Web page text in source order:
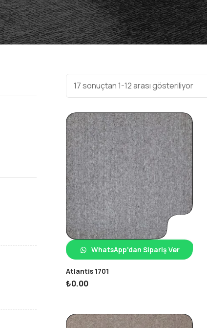
17 sonuçtan 1-12 arası gösteriliyor
WhatsApp'dan Sipariş Ver
Atlantis 1701
₺0.00